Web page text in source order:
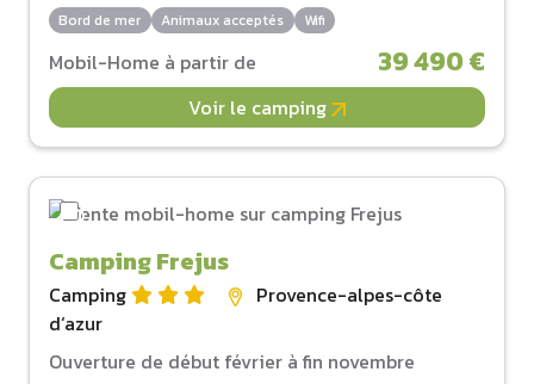
Bord de mer Animaux acceptés Wifi
Mobil-Home à partir de 39 490 €
Voir le camping
Camping Frejus
Camping
Provence-alpes-côte
d‘azur
Ouverture de début février à fin novembre